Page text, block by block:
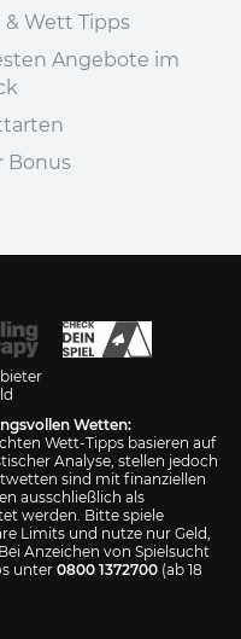
Wett Tipps
Angebote im
Bonus
Wetten:
Wett-Tipps basieren auf
Analyse, stellen jedoch
sind mit finanziellen
ausschließlich als
werden. Bitte spiele
Limits und nutze nur Geld,
Anzeichen von Spielsucht
unter 0800 1372700(ab 18